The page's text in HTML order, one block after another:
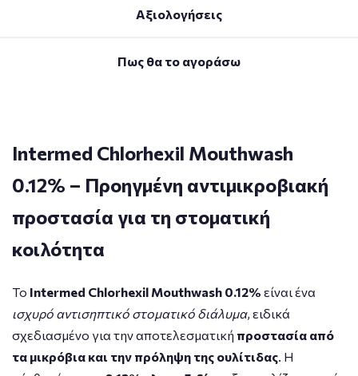
Αξιολογήσεις
Πως θα το αγοράσω
Intermed Chlorhexil Mouthwash
0.12% – Προηγμένη αντιμικροβιακή
προστασία για τη στοματική
κοιλότητα
Το Intermed Chlorhexil Mouthwash 0.12% είναι ένα
ισχυρό αντισηπτικό στοματικό διάλυμα, ειδικά
σχεδιασμένο για την αποτελεσματική προστασία από
τα μικρόβια και την πρόληψη της ουλίτιδας . Η